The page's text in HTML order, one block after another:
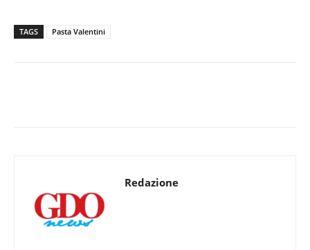
TAGS Pasta Valentini
Redazione